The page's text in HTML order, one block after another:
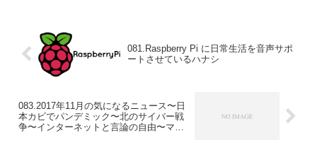
081.Raspberry Pi に日常生活を音声サポ
ートさせているハナシ
083.2017年11月の気になるニュース〜日
本カビでパンデミック〜北のサイバー戦
争〜インターネットと言論の自由〜マイ